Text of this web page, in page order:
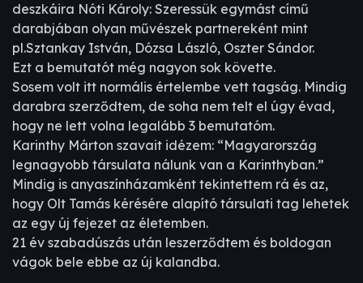
deszkáira Nóti Károly: Szeressük egymást című
darabjában olyan művészek partnereként mint
pl.Sztankay István, Dózsa László, Oszter Sándor.
Ezt a bemutatót még nagyon sok követte.
Sosem volt itt normális értelembe vett tagság. Mindig
darabra szerződtem, de soha nem telt el úgy évad,
hogy ne lett volna legalább 3 bemutatóm.
Karinthy Márton szavait idézem: “Magyarország
legnagyobb társulata nálunk van a Karinthyban.”
Mindig is anyaszínházamként tekintettem rá és az,
hogy Olt Tamás kérésére alapító társulati tag lehetek
az egy új fejezet az életemben.
21 év szabadúszás után leszerződtem és boldogan
vágok bele ebbe az új kalandba.